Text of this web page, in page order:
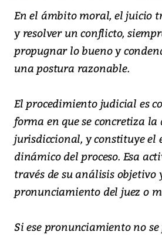
En el ámbito moral, el juicio
y resolver un conflicto,
propugnar lo bueno y
una postura razonable.
El procedimiento judicial es
forma en que se concretiza
jurisdiccional, y constituye el
dinámico del proceso. Esa
través de su análisis objetivo
pronunciamiento del juez o
Si ese pronunciamiento no se